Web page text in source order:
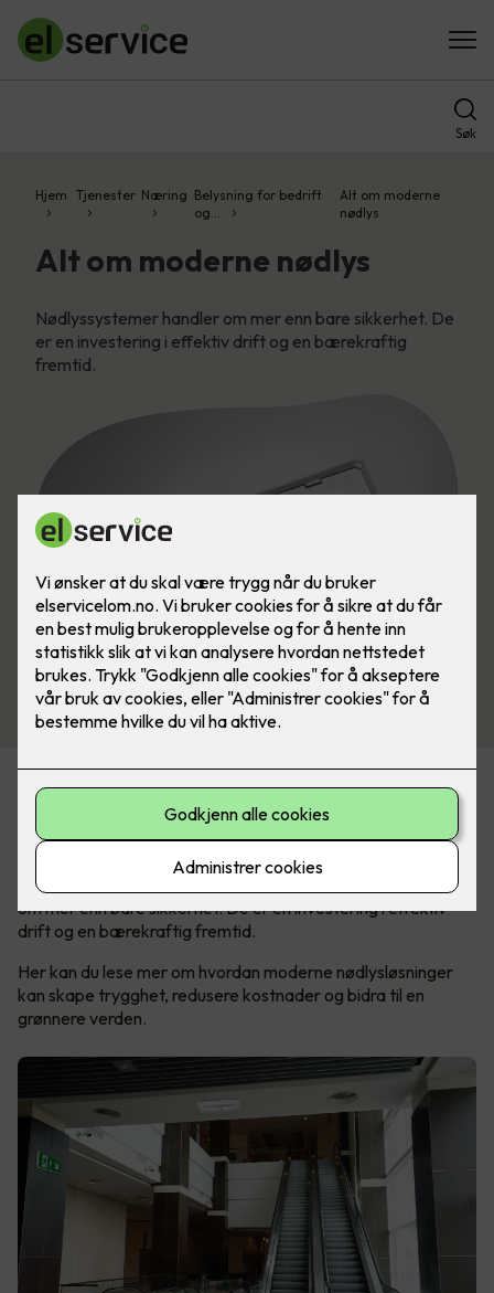
Søk
Hjem Tjenester Næring Belysning for bedrift
og…
Alt om moderne
nødlys
Alt om moderne nødlys
Nødlyssystemer handler om mer enn bare sikkerhet. De
er en investering i effektiv drift og en bærekraftig
fremtid.
Fra trygg evakuering til grønn fremtid
I en verden der sikkerhet aldri kan tas for gitt, er nødlys en
kritisk komponent som sikrer trygghet og ro, både i
hverdagen og i krisesituasjoner. Men nødlyssystemer handler
om mer enn bare sikkerhet. De er en investering i effektiv
drift og en bærekraftig fremtid.
Her kan du lese mer om hvordan moderne nødlysløsninger
kan skape trygghet, redusere kostnader og bidra til en
grønnere verden.